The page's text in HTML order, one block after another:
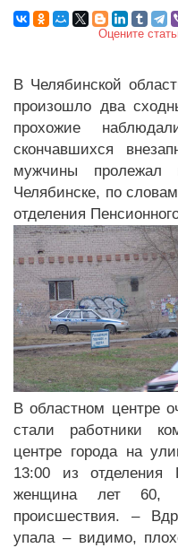
Оцените
В Челябинской
произошло два
прохожие
скончавшихся
мужчины
Челябинске, по
отделения
В областном центре
стали работники
центре города на
13:00 из отделения
женщина лет 60,
происшествия. –
упала – видимо,